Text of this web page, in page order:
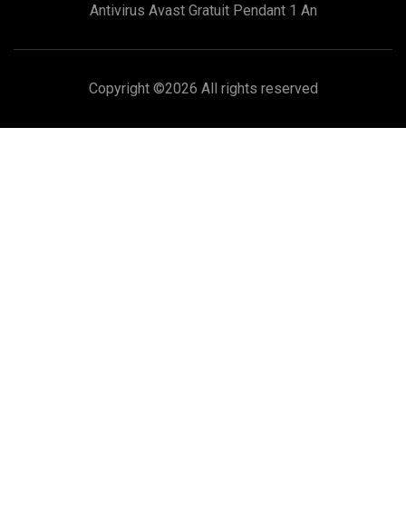
Antivirus Avast Gratuit Pendant 1 An
Copyright ©2026 All rights reserved